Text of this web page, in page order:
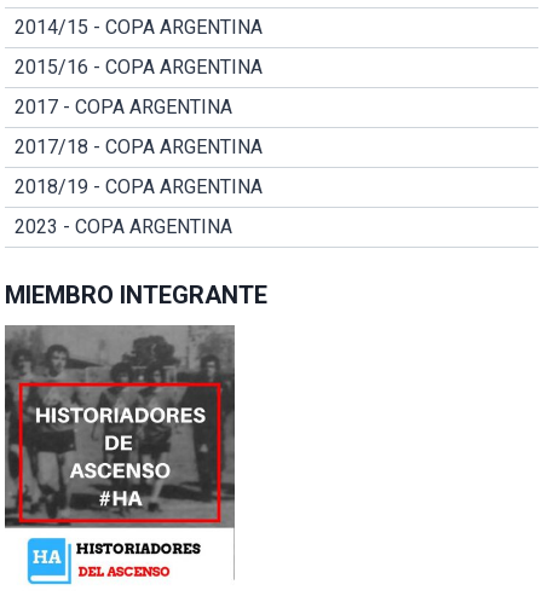
2014/15 - COPA ARGENTINA
2015/16 - COPA ARGENTINA
2017 - COPA ARGENTINA
2017/18 - COPA ARGENTINA
2018/19 - COPA ARGENTINA
2023 - COPA ARGENTINA
MIEMBRO INTEGRANTE